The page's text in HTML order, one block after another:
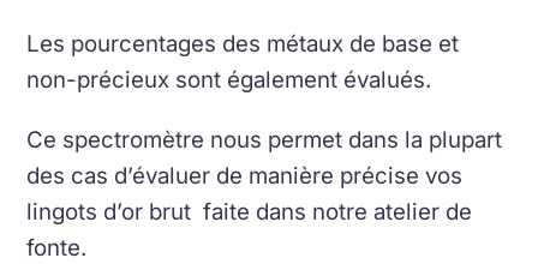
Les pourcentages des métaux de base et
non-précieux sont également évalués.
Ce spectromètre nous permet dans la plupart
des cas d’évaluer de manière précise vos
lingots d’or brut faite dans notre atelier de
fonte.